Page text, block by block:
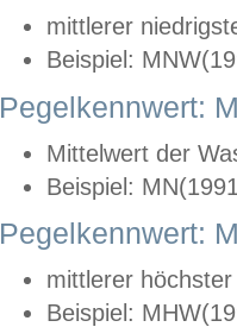
mittlerer
Beispiel:
Pegelkennwert:
Mittelwert der
Beispiel:
Pegelkennwert:
mittlerer
Beispiel: